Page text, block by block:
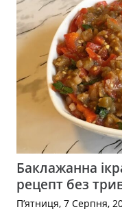
Баклажанна
рецепт без
П’ятниця, 7 Серпня,